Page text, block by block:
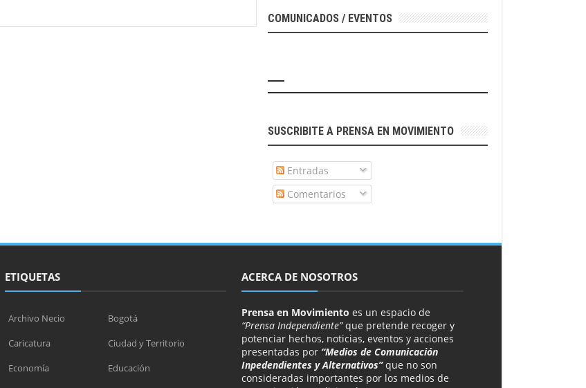
COMUNICADOS / EVENTOS
SUSCRIBITE A PRENSA EN MOVIMIENTO
Entradas
Comentarios
ETIQUETAS
Archivo Necio
Bogotá
Caricatura
Ciudad y Territorio
Economía
Educación
ACERCA DE NOSOTROS
Prensa en Movimiento es un espacio de
“Prensa Independiente”que pretende recoger y
potenciar hechos, noticias, eventos y acciones
presentadas por “Medios de Comunicación
Inpedendientes y Alternativos”que no son
consideradas importantes por los medios de